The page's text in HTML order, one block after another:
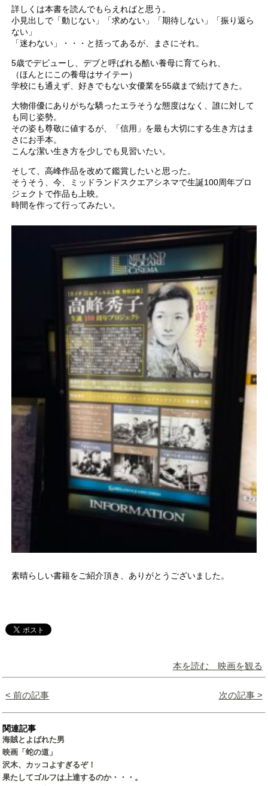
詳しくは本書を読んでもらえればと思う。
小見出しで「動じない」「求めない」「期待しない」「振り返ら
ない」
「迷わない」・・・と括ってあるが、まさにそれ。
5歳でデビューし、デブと呼ばれる酷い養母に育てられ、
（ほんとにこの養母はサイテー）
学校にも通えず、好きでもない女優業を55歳まで続けてきた。
大物俳優にありがちな驕ったエラそうな態度はなく、誰に対して
も同じ姿勢。
その姿も尊敬に値するが、「信用」を最も大切にする生き方はま
さにお手本。
こんな潔い生き方を少しでも見習いたい。
そして、高峰作品を改めて鑑賞したいと思った。
そうそう、今、ミッドランドスクエアシネマで生誕100周年プロ
ジェクトで作品も上映。
時間を作って行ってみたい。
素晴らしい書籍をご紹介頂き、ありがとうございました。
本を読む 映画を観る
< 前の記事 次の記事 >
関連記事
海賊とよばれた男
映画「蛇の道」
沢木、カッコよすぎるぞ！
果たしてゴルフは上達するのか・・・。